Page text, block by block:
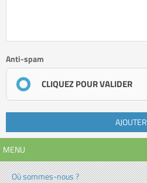
Anti-spam
CLIQUEZ POUR VALIDER
AJOUTER
MENU
Où sommes-nous ?